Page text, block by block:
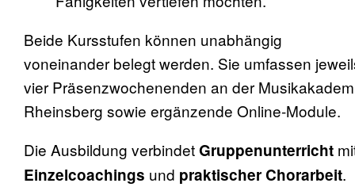
Beide Kursstufen können unabhängig
voneinander belegt werden. Sie umfassen
vier Präsenzwochenenden an der
Rheinsberg sowie ergänzende Online-Module.
Die Ausbildung verbindetGruppenunterricht
Einzelcoachings und praktischer Chorarbeit.